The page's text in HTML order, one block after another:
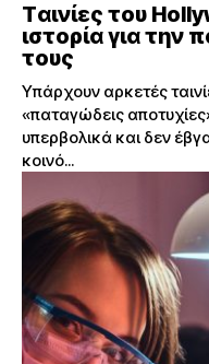
Tαινίες του
ιστορία για την
τους
Υπάρχουν αρκετές
«παταγώδεις
υπερβολικά και δεν
κοινό...